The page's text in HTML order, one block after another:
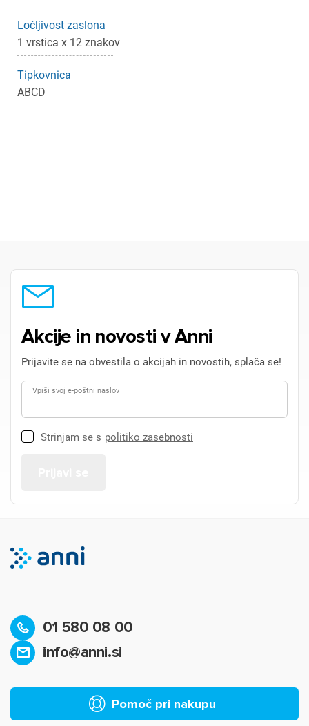
Ločljivost zaslona
1 vrstica x 12 znakov
Tipkovnica
ABCD
Akcije in novosti v Anni
Prijavite se na obvestila o akcijah in novostih, splača se!
Vpiši svoj e-poštni naslov
Strinjam se s politiko zasebnosti
01 580 08 00
info@anni.si
Pomoč pri nakupu